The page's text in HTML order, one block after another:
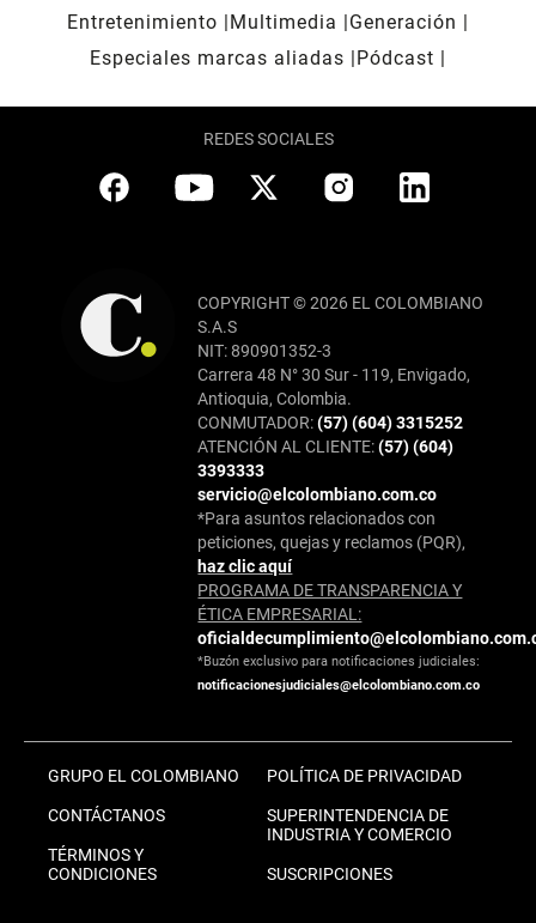
Entretenimiento
Multimedia
Generación
Especiales marcas aliadas
Pódcast
REDES SOCIALES
COPYRIGHT © 2026 EL COLOMBIANO
S.A.S
NIT: 890901352-3
Carrera 48 N° 30 Sur - 119, Envigado,
Antioquia, Colombia.
CONMUTADOR:(57) (604) 3315252
ATENCIÓN AL CLIENTE:(57) (604)
3393333
servicio@elcolombiano.com.co
*Para asuntos relacionados con
peticiones, quejas y reclamos (PQR),
haz clic aquí
PROGRAMA DE TRANSPARENCIA Y
ÉTICA EMPRESARIAL:
*Buzón exclusivo para notificaciones judiciales:
notificacionesjudiciales@elcolombiano.com.co
GRUPO EL COLOMBIANO
CONTÁCTANOS
TÉRMINOS Y
CONDICIONES
POLÍTICA DE PRIVACIDAD
SUPERINTENDENCIA DE
INDUSTRIA Y COMERCIO
SUSCRIPCIONES